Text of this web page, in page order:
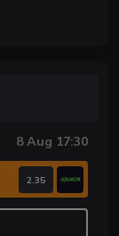
8 Aug 17:30
2.35